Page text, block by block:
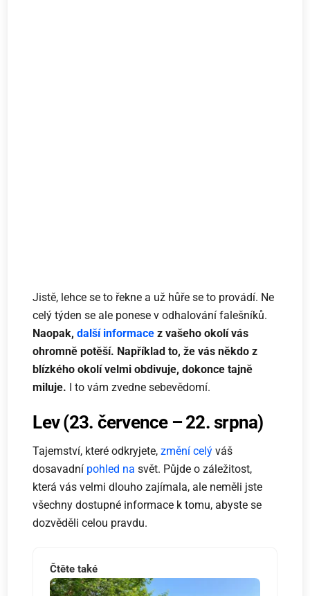
Jistě, lehce se to řekne a už hůře se to provádí. Ne
celý týden se ale ponese v odhalování falešníků.
Naopak,další informace z vašeho okolí vás
ohromně potěší. Například to, že vás někdo z
blízkého okolí velmi obdivuje, dokonce tajně
miluje. I to vám zvedne sebevědomí.
Lev (23. července – 22. srpna)
Tajemství, které odkryjete,změní celý váš
dosavadní pohled na svět. Půjde o záležitost,
která vás velmi dlouho zajímala, ale neměli jste
všechny dostupné informace k tomu, abyste se
dozvěděli celou pravdu.
Čtěte také